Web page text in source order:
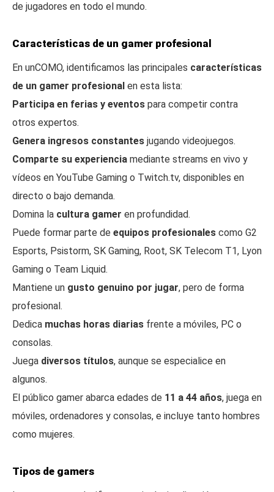
de jugadores en todo el mundo.
Características de un gamer profesional
En unCOMO, identificamos las principales características
de un gamer profesional en esta lista:
Participa en ferias y eventos para competir contra
otros expertos.
Genera ingresos constantes jugando videojuegos.
Comparte su experiencia mediante streams en vivo y
vídeos en YouTube Gaming o Twitch.tv, disponibles en
directo o bajo demanda.
Domina la cultura gamer en profundidad.
Puede formar parte de equipos profesionales como G2
Esports, Psistorm, SK Gaming, Root, SK Telecom T1, Lyon
Gaming o Team Liquid.
Mantiene un gusto genuino por jugar, pero de forma
profesional.
Dedica muchas horas diarias frente a móviles, PC o
consolas.
Juega diversos títulos, aunque se especialice en
algunos.
El público gamer abarca edades de 11 a 44 años, juega en
móviles, ordenadores y consolas, e incluye tanto hombres
como mujeres.
Tipos de gamers